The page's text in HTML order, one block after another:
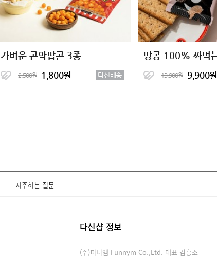
가벼운 곤약팝콘 3종
2,500원 1,800원 다신배송 13,900원 9,900원
자주하는 질문
다신샵 정보
(주)퍼니엠 Funnym Co.,Ltd. 대표 김흥조